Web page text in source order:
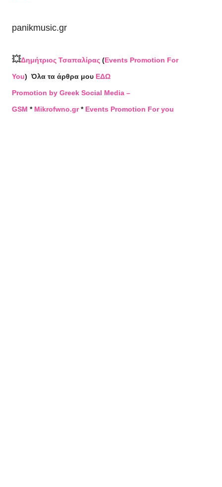
panikmusic.gr
💥Δημήτριος Τσαπαλίρας (Events Promotion For
You) Όλα τα άρθρα μου ΕΔΩ
Promotion by Greek Social Media –
GSM * Mikrofwno.gr* Events Promotion For you